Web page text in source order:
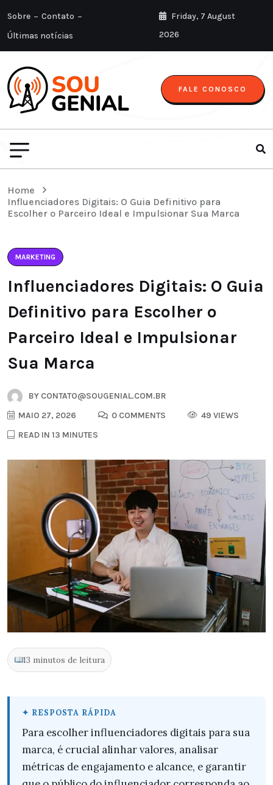
Sobre
Contato
Últimas notícias
Friday, 7 August
2026
FALE CONOSCO
Home
Influenciadores Digitais: O Guia Definitivo para
Escolher o Parceiro Ideal e Impulsionar Sua Marca
MARKETING
Influenciadores Digitais: O Guia
Definitivo para Escolher o
Parceiro Ideal e Impulsionar
Sua Marca
BY CONTATO@SOUGENIAL.COM.BR
MAIO 27, 2026
0 COMMENTS
49 VIEWS
READ IN 13 MINUTES
13 minutos de leitura
Para escolher influenciadores digitais para sua
marca, é crucial alinhar valores, analisar
métricas de engajamento e alcance, e garantir